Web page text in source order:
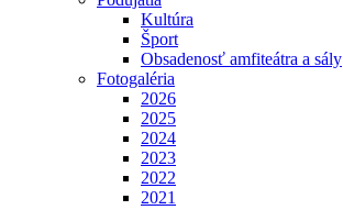
Kultúra
Šport
Obsadenosť amfiteátra a sály
Fotogaléria
2026
2025
2024
2023
2022
2021